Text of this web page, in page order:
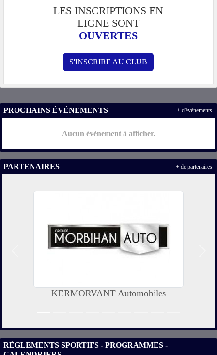
LES INSCRIPTIONS EN
LIGNE SONT
OUVERTES
S'INSCRIRE AU CLUB
PROCHAINS ÉVÉNEMENTS
Aucun évènement à afficher.
+ d'évènements
PARTENAIRES
KERMORVANT Automobiles
+ de partenaires
RÈGLEMENTS SPORTIFS - PROGRAMMES -